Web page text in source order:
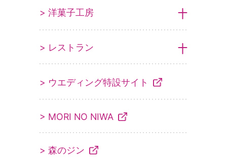
> 洋菓子工房
> レストラン
> ウエディング特設サイト
> MORI NO NIWA
> 森のジン